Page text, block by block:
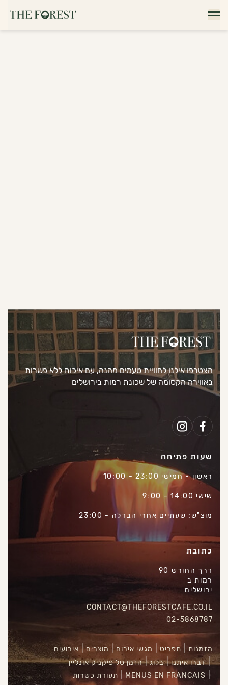
הצטרפו אילנו לחוויית טעמים מהנה, עם איכות ללא פשרות
באווירה הקסומה של שכונת רמות בירושלים
הזמנות תפריט מגשי אירוח מוצרים
אירועים
דברו איתנו
בלוג
הזמן סל פיקניק אונליין
MENUS EN FRANCAIS
תעודת כשרות
שעות פתיחה
ראשון - חמישי 23:00 - 10:00
שישי 14:00 - 9:00
מוצ"ש: שעתיים אחרי הבדלה - 23:00
כתובת
דרך החורש 90
רמות ב
ירושלים
CONTACT@THEFORESTCAFE.CO.IL
02-5868787